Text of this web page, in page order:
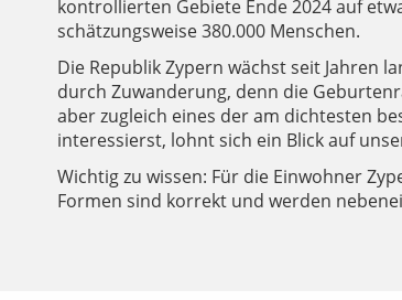
kontrollierten Gebiete Ende 2024 auf
schätzungsweise 380.000 Menschen.
Die Republik Zypern wächst seit Jahren
durch Zuwanderung, denn die
aber zugleich eines der am dichtesten
interessierst, lohnt sich ein Blick auf
Wichtig zu wissen: Für die Einwohner
Formen sind korrekt und werden